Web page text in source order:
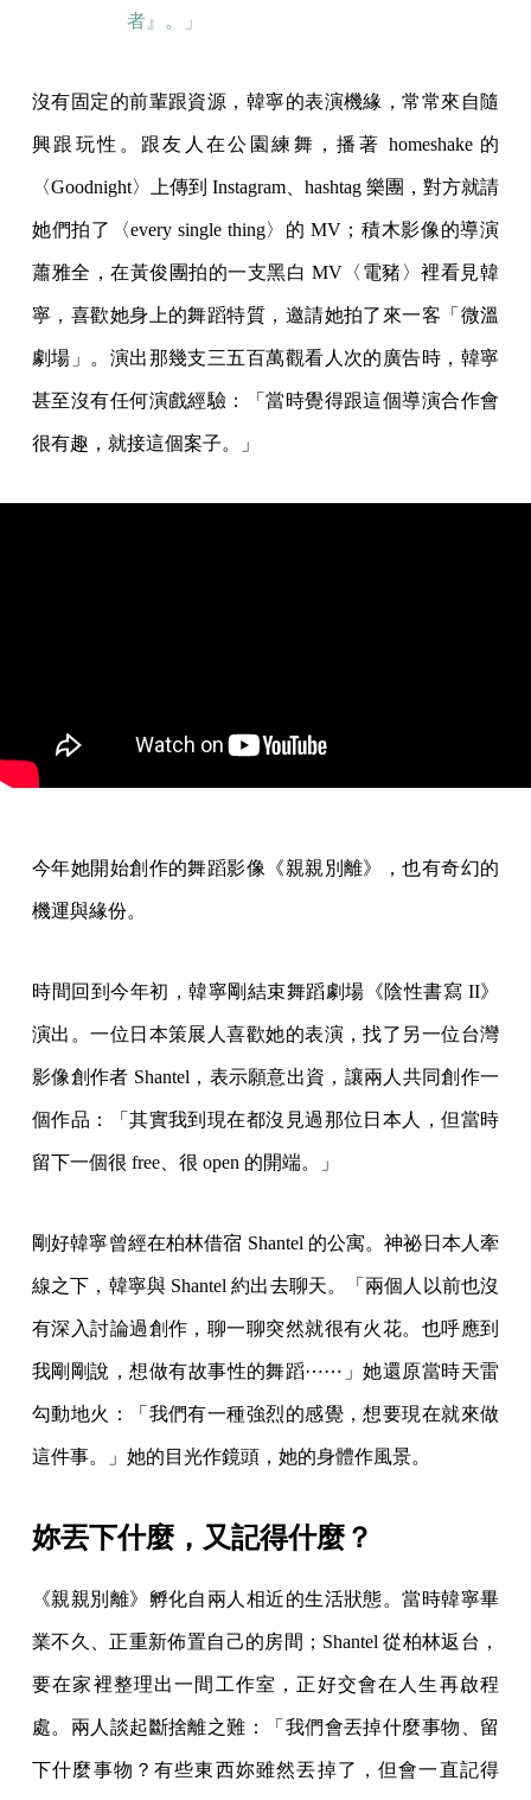
者』。」
沒有固定的前輩跟資源，韓寧的表演機緣，常常來自隨
興跟玩性。跟友人在公園練舞，播著 homeshake 的
〈Goodnight〉上傳到 Instagram、hashtag 樂團，對方就請
她們拍了〈every single thing〉的 MV；積木影像的導演
蕭雅全，在黃俊團拍的一支黑白 MV〈電豬〉裡看見韓
寧，喜歡她身上的舞蹈特質，邀請她拍了來一客「微溫
劇場」。演出那幾支三五百萬觀看人次的廣告時，韓寧
甚至沒有任何演戲經驗：「當時覺得跟這個導演合作會
很有趣，就接這個案子。」
今年她開始創作的舞蹈影像《親親別離》，也有奇幻的
機運與緣份。
時間回到今年初，韓寧剛結束舞蹈劇場《陰性書寫 II》
演出。一位日本策展人喜歡她的表演，找了另一位台灣
影像創作者 Shantel，表示願意出資，讓兩人共同創作一
個作品：「其實我到現在都沒見過那位日本人，但當時
留下一個很 free、很 open 的開端。」
剛好韓寧曾經在柏林借宿 Shantel 的公寓。神祕日本人牽
線之下，韓寧與 Shantel 約出去聊天。「兩個人以前也沒
有深入討論過創作，聊一聊突然就很有火花。也呼應到
我剛剛說，想做有故事性的舞蹈⋯⋯」她還原當時天雷
勾動地火：「我們有一種強烈的感覺，想要現在就來做
這件事。」她的目光作鏡頭，她的身體作風景。
妳丟下什麼，又記得什麼？
《親親別離》孵化自兩人相近的生活狀態。當時韓寧畢
業不久、正重新佈置自己的房間；Shantel 從柏林返台，
要在家裡整理出一間工作室，正好交會在人生再啟程
處。兩人談起斷捨離之難：「我們會丟掉什麼事物、留
下什麼事物？有些東西妳雖然丟掉了，但會一直記得